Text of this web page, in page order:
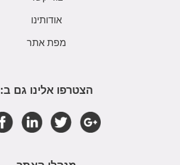
אודותינו
מפת אתר
הצטרפו אלינו גם ב: